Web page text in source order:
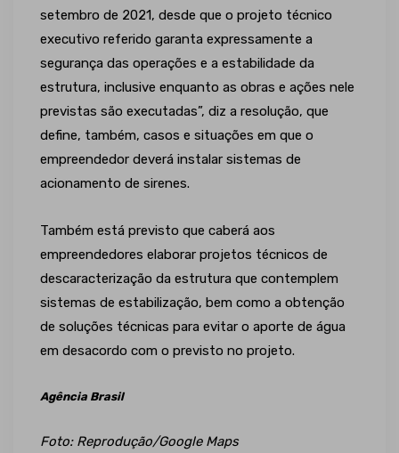
setembro de 2021, desde que o projeto técnico
executivo referido garanta expressamente a
segurança das operações e a estabilidade da
estrutura, inclusive enquanto as obras e ações nele
previstas são executadas”, diz a resolução, que
define, também, casos e situações em que o
empreendedor deverá instalar sistemas de
acionamento de sirenes.
Também está previsto que caberá aos
empreendedores elaborar projetos técnicos de
descaracterização da estrutura que contemplem
sistemas de estabilização, bem como a obtenção
de soluções técnicas para evitar o aporte de água
em desacordo com o previsto no projeto.
Agência Brasil
Foto: Reprodução/Google Maps